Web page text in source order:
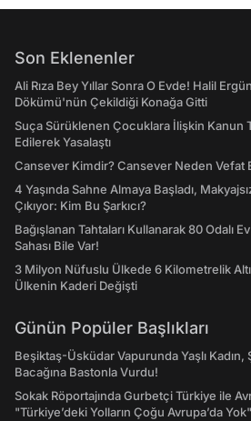
Son Eklenenler
Ali Rıza Bey Yıllar Sonra O Evde! Halil
Dökümü'nün Çekildiği Konağa Gitti
Suça Sürüklenen Çocuklara İlişkin Kanun
Edilerek Yasalaştı
Cansever Kimdir? Cansever Neden Vefat
4 Yaşında Sahne Almaya Başladı,
Çıkıyor: Kim Bu Şarkıcı?
Bağışlanan Tahtaları Kullanarak 80 Odalı
Sahası Bile Var!
3 Milyon Nüfuslu Ülkede 6 Kilometrelik
Ülkenin Kaderi Değişti
Günün Popüler Başlıkları
Beşiktaş-Üsküdar Vapurunda Yaşlı Kadın,
Bacağına Bastonla Vurdu!
Sokak Röportajında Gurbetçi Türkiye ile
"Türkiye’deki Yolların Çoğu Avrupa’da Yok"